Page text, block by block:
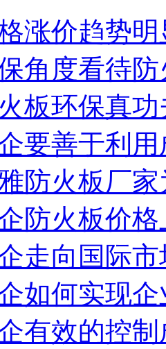
涨价趋势
角度看待
板环保真
要善于利
防火板厂
防火板价
走向国际
如何实现
有效的控